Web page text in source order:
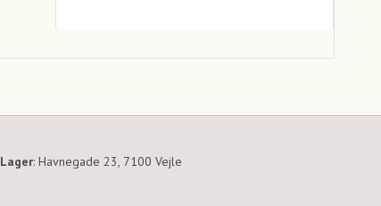
Lager: Havnegade 23, 7100 Vejle